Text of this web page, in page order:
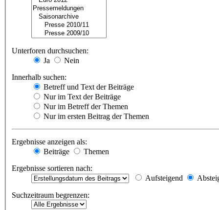
Unterforen durchsuchen:
Ja
Nein
Innerhalb suchen:
Betreff und Text der Beiträge
Nur im Text der Beiträge
Nur im Betreff der Themen
Nur im ersten Beitrag der Themen
Ergebnisse anzeigen als:
Beiträge
Themen
Ergebnisse sortieren nach:
Aufsteigend
Suchzeitraum begrenzen: